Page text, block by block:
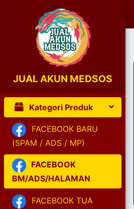
JUAL AKUN MEDSOS
Kategori Produk
FACEBOOK BARU
(SPAM / ADS / MP)
FACEBOOK
BM/ADS/HALAMAN
FACEBOOK TUA